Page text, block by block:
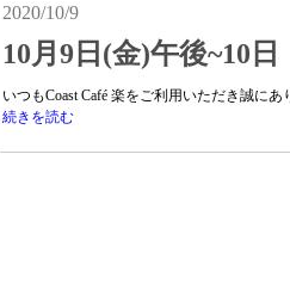
2020/10/9
10月9日(金)午後~10
いつもCoast Café 楽をご利用いただき誠に
続きを読む